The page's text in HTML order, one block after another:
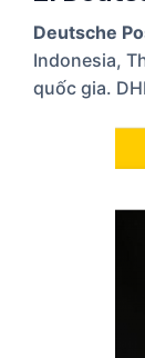
Deutsche
Indonesia,
quốc gia.